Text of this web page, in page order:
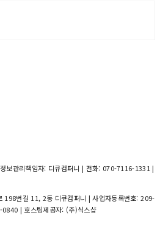
보관리책임자: 디큐컴퍼니 | 전화: 070-7116-1331 |
198번길 11, 2동 디큐컴퍼니 | 사업자등록번호:209-
0840 | 호스팅제공자: (주)식스샵